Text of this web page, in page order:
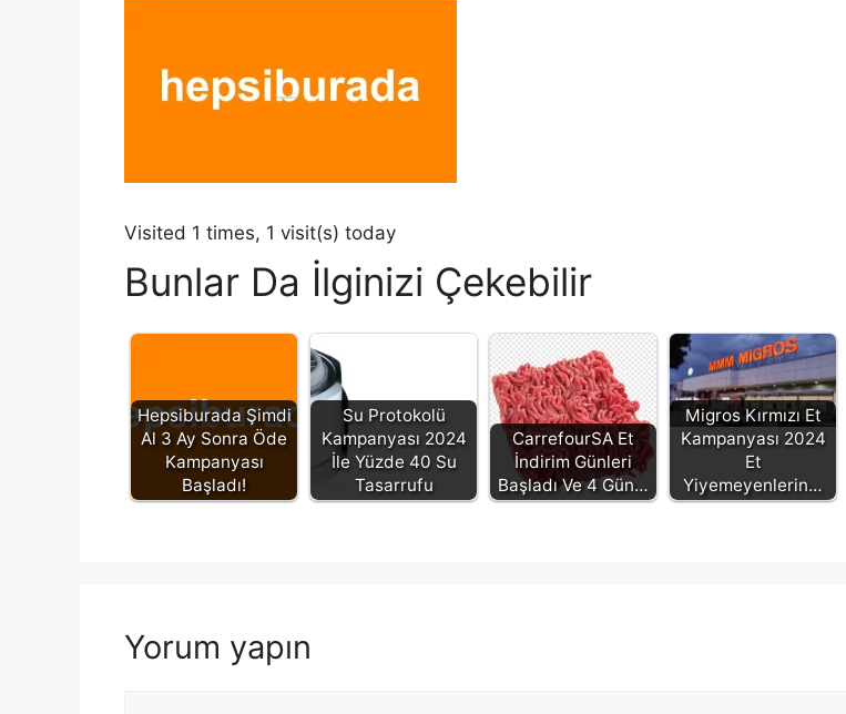
Visited 1 times, 1 visit(s) today
Bunlar Da İlginizi Çekebilir
Hepsiburada Şimdi
Al 3 Ay Sonra Öde
Kampanyası
Başladı!
Su Protokolü
Kampanyası 2024
İle Yüzde 40 Su
Tasarrufu
CarrefourSA Et
İndirim Günleri
Başladı Ve 4 Gün…
Migros Kırmızı Et
Kampanyası 2024
Et
Yiyemeyenlerin…
Yorum yapın